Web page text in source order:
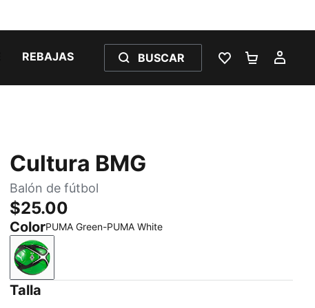
REBAJAS BUSCAR
LISTA DE
Cultura BMG
Balón de fútbol
$25.00
ColorPUMA Green-PUMA White
PUMA Green-PUMA White
Talla